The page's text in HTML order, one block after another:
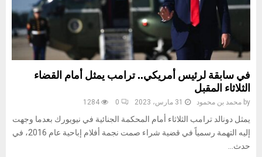
في سابقة لرئيس أمريكي.. ترامب يمثل أمام القضاء
الثلاثاء المقبل
by محمد بن محمود 31 مارس، 2023 0
1284
يمثل دونالد ترامب الثلاثاء أمام المحكمة الجنائية في نيويورك بعدما وجهت
إليه التهمة رسمياً في قضية شراء صمت نجمة أفلام إباحية عام 2016، في
حدث...